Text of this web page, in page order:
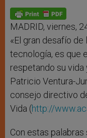
p
p
g
e
r
o
k
MADRID, viernes,
«El gran desafío de
tecnología, es que
respetando su
Patricio Ventura-
consejo directivo
Vida (http://
Con estas